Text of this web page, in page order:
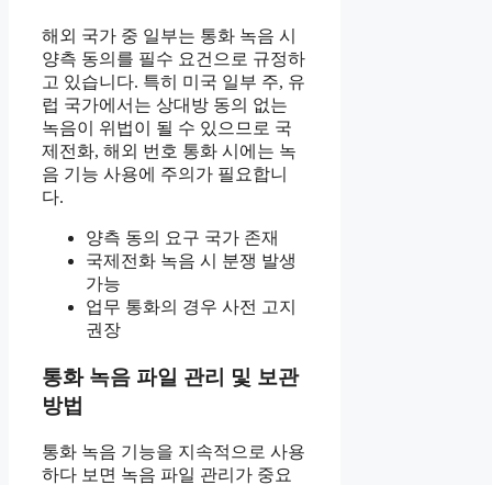
해외 국가 중 일부는 통화 녹음 시
양측 동의를 필수 요건으로 규정하
고 있습니다. 특히 미국 일부 주, 유
럽 국가에서는 상대방 동의 없는
녹음이 위법이 될 수 있으므로 국
제전화, 해외 번호 통화 시에는 녹
음 기능 사용에 주의가 필요합니
다.
양측 동의 요구 국가 존재
국제전화 녹음 시 분쟁 발생
가능
업무 통화의 경우 사전 고지
권장
통화 녹음 파일 관리 및 보관
방법
통화 녹음 기능을 지속적으로 사용
하다 보면 녹음 파일 관리가 중요